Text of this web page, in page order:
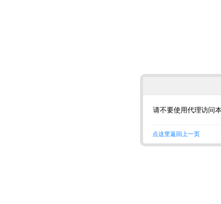
请不要使用代理访问
点这里返回上一页